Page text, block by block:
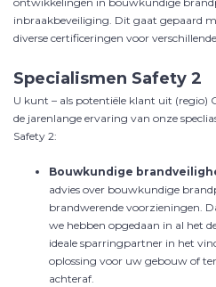
inbraakbeveiliging. Dit gaat gepaard
diverse certificeringen voor
Specialismen Safety 2
U kunt – als potentiële klant uit (regio)
de jarenlange ervaring van onze
Safety 2:
Bouwkundige
advies over bouwkundige
brandwerende voorzieningen.
we hebben opgedaan in al het
ideale sparringpartner in het
oplossing voor uw gebouw of
achteraf.